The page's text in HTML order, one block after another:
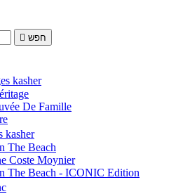
 חפש
kasher
De Famille
kasher
The Beach
Coste Moynier
The Beach - ICONIC Edition